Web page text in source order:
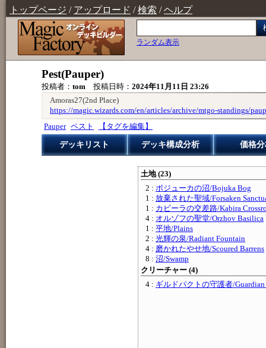
トップページ / アップロード /検索 /ヘルプ
ランダム表示
Pest(Pauper)
投稿者： tom 投稿日時： 2024年11月11日 23:26
Amoras27(2nd Place)
https://magic.wizards.com/en/articles/archive/mtgo-standings/
Pauper ペスト 【タグを編集】
デッキリスト デッキ構成分析 価格
土地 (23)
2 : ボジューカの沼/Bojuka Bog
1 : 放棄された聖域/Forsaken
1 : カビーラの交差路/Kabira
4 : オルゾフの聖堂/Orzhov Basilica
1 : 平地/Plains
2 : 光輝の泉/Radiant Fountain
4 : 磨かれたやせ地/Scoured Barrens
8 : 沼/Swamp
クリーチャー (4)
4 : ギルドパクトの守護者/